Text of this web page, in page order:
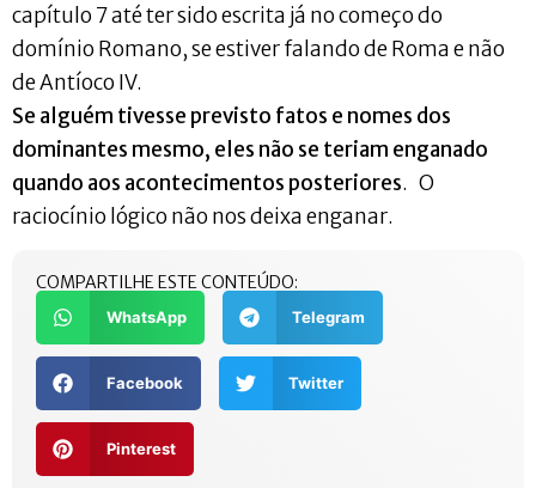
capítulo 7 até ter sido escrita já no começo do
domínio Romano, se estiver falando de Roma e não
de Antíoco IV.
Se alguém tivesse previsto fatos e nomes dos
dominantes mesmo, eles não se teriam enganado
quando aos acontecimentos posteriores. O
raciocínio lógico não nos deixa enganar.
COMPARTILHE ESTE CONTEÚDO:
WhatsApp Telegram
Facebook Twitter
Pinterest